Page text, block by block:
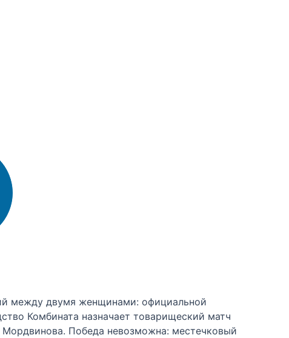
между двумя женщинами: официальной
Комбината назначает товарищеский матч
Победа невозможна: местечковый